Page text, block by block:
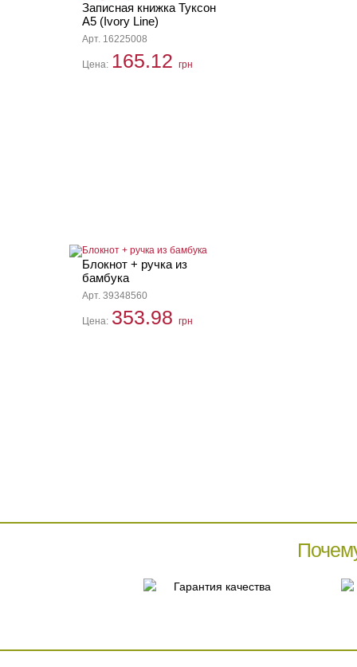
Записная книжка Туксон
А5 (Ivory Line)
Арт. 16225008
Цена: 165.12 грн
Блокнот + ручка из
бамбука
Арт. 39348560
Цена: 353.98 грн
Гарантия качества